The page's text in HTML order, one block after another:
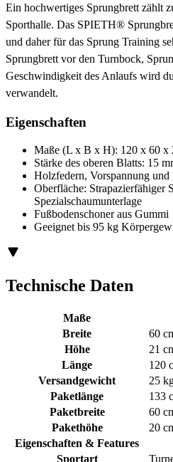
Ein hochwertiges Sprungbrett zählt
Sporthalle. Das SPIETH®
und daher für das Sprung Training
Sprungbrett vor den Turnbock,
Geschwindigkeit des Anlaufs wird
verwandelt.
Eigenschaften
Maße (L x B x H): 120 x 60 x
Stärke des oberen Blatts: 15
Holzfedern, Vorspannung
Oberfläche: Strapazierfähiger
Spezialschaumunterlage
Fußbodenschoner aus Gummi
Geeignet bis 95 kg
Technische Daten
Maße
Breite
60
Höhe
21
Länge
120
Versandgewicht
25
Paketlänge
133
Paketbreite
60
Pakethöhe
20
Eigenschaften & Features
Sportart